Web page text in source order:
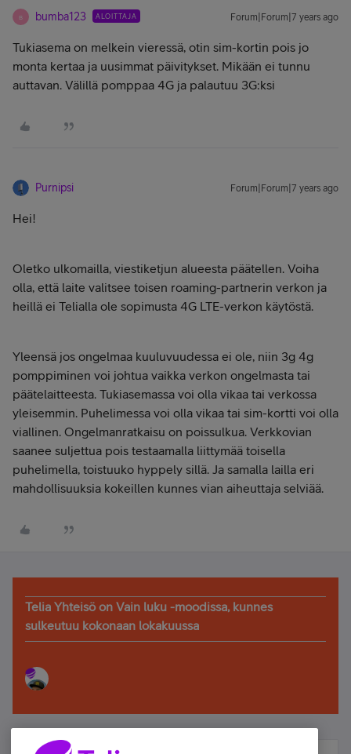
B bumba123 ALOITTAJA Forum|Forum|7 years ago
Tukiasema on melkein vieressä, otin sim-kortin pois jo
monta kertaa ja uusimmat päivitykset. Mikään ei tunnu
auttavan. Välillä pomppaa 4G ja palautuu 3G:ksi
Purnipsi Forum|Forum|7 years ago
Hei!
Oletko ulkomailla, viestiketjun alueesta päätellen. Voiha
olla, että laite valitsee toisen roaming-partnerin verkon ja
heillä ei Telialla ole sopimusta 4G LTE-verkon käytöstä.
Yleensä jos ongelmaa kuuluvuudessa ei ole, niin 3g 4g
pomppiminen voi johtua vaikka verkon ongelmasta tai
päätelaitteesta. Tukiasemassa voi olla vikaa tai verkossa
yleisemmin. Puhelimessa voi olla vikaa tai sim-kortti voi olla
viallinen. Ongelmanratkaisu on poissulkua. Verkkovian
saanee suljettua pois testaamalla liittymää toisella
puhelimella, toistuuko hyppely sillä. Ja samalla lailla eri
mahdollisuuksia kokeillen kunnes vian aiheuttaja selviää.
Telia Yhteisö on Vain luku -moodissa, kunnes
sulkeutuu kokonaan lokakuussa